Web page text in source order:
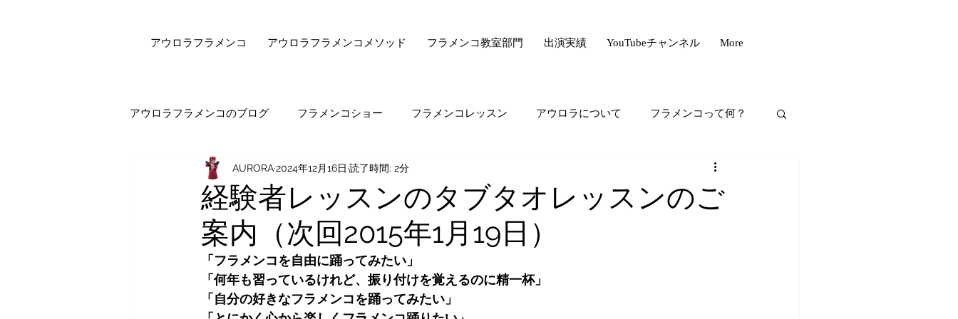
アウロラフラメンコ アウロラフラメンコメソッド フラメンコ教室部門 出演実績 YouTubeチャンネル More
アウロラフラメンコのブログ フラメンコショー フラメンコレッスン アウロラについて フラメンコって何？
健康・美容 フラメンコダンサー驚きの美容法シリーズ
オンラインレッスン エピソード・ゼロ・シリーズ フラメンコの悩み
セビジャーナスについて 先生の気持ち オススメすること 生徒さんの生の声
経験者レッスンのタブタオレッスンのご
案内（次回2015年1月19日）
AURORA2024年12月16日 読了時間: 2分
「フラメンコを自由に踊ってみたい」
「何年も習っているけれど、振り付けを覚えるのに精一杯」
「自分の好きなフラメンコを踊ってみたい」